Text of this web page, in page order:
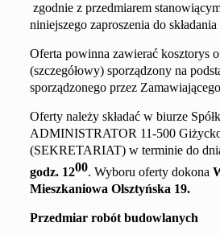
zgodnie z przedmiarem
niniejszego zaproszenia do
Oferta powinna zawierać kosztorys
(szczegółowy) sporządzony na
sporządzonego przez
Oferty należy składać w biurze
ADMINISTRATOR 11-500
(SEKRETARIAT) w terminie do
godz. 1200. Wyboru oferty dokona
MieszkaniowaOlsztyńska 19.
Przedmiar robót budowlanych